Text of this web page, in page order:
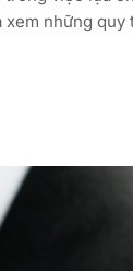
xem những quy